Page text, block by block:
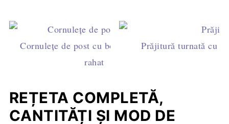
Cornulețe de post cu borș umplute cu
rahat
Prăjitură turnată cu
REȚETA COMPLETĂ,
CANTITĂȚI ȘI MOD DE